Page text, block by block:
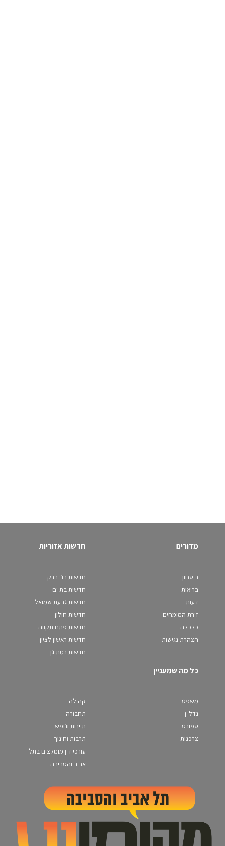
מדורים
ביטחון
בריאות
דעות
זירת המומחים
כלכלה
הצהרת נגישות
חדשות אזוריות
חדשות בני ברק
חדשות בת ים
חדשות גבעת שמואל
חדשות חולון
חדשות פתח תקווה
חדשות ראשון לציון
חדשות רמת גן
כל מה שמעניין
משפטי
נדל"ן
ספורט
צרכנות
קהילה
תחבורה
תיירות ונופש
תרבות וחינוך
עורכי דין מומלצים בתל
אביב והסביבה